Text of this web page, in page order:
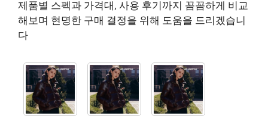
제품별 스펙과 가격대, 사용 후기까지 꼼꼼하게 비교
해보며 현명한 구매 결정을 위해 도움을 드리겠습니
다